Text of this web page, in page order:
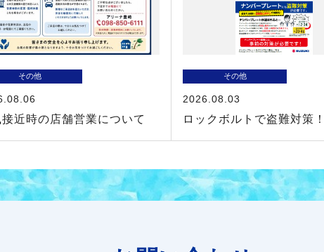
その他
接近時の店舗営業について
その他
2026.08.03
ロックボルトで盗難対策！